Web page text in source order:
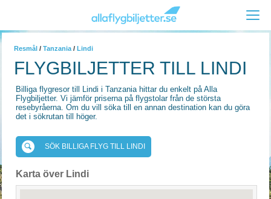
Resmål / Tanzania / Lindi
FLYGBILJETTER TILL LINDI
Billiga flygresor till Lindi i Tanzania hittar du enkelt på Alla
Flygbiljetter. Vi jämför priserna på flygstolar från de största
resebyråerna. Om du vill söka till en annan destination kan du göra
det i sökrutan till höger.
SÖK BILLIGA FLYG TILL LINDI
Karta över Lindi